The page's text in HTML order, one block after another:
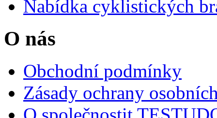
Nabídka cyklistických
O nás
Obchodní podmínky
Zásady ochrany